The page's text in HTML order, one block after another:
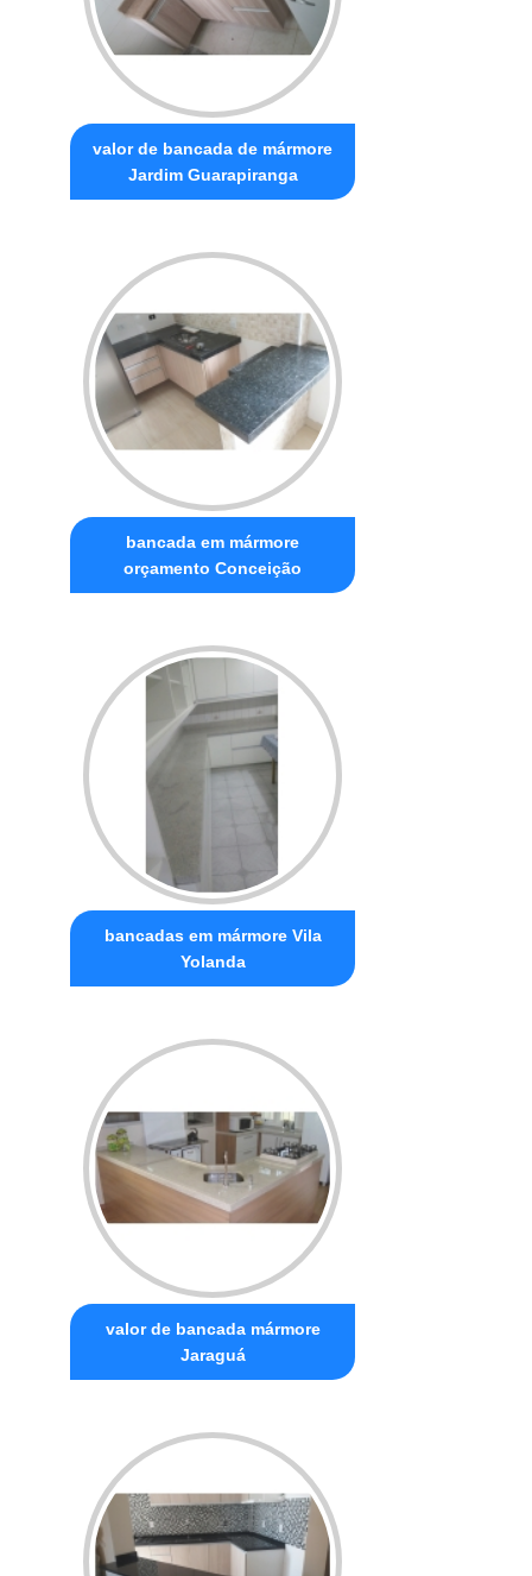
valor de bancada de mármore
Jardim Guarapiranga
bancada em mármore
orçamento Conceição
bancadas em mármore Vila
Yolanda
valor de bancada mármore
Jaraguá